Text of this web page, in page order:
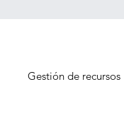
Gestión de recursos